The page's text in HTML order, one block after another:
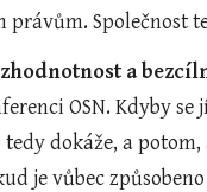
Společnost
a
OSN. Kdyby
dokáže, a
je vůbec